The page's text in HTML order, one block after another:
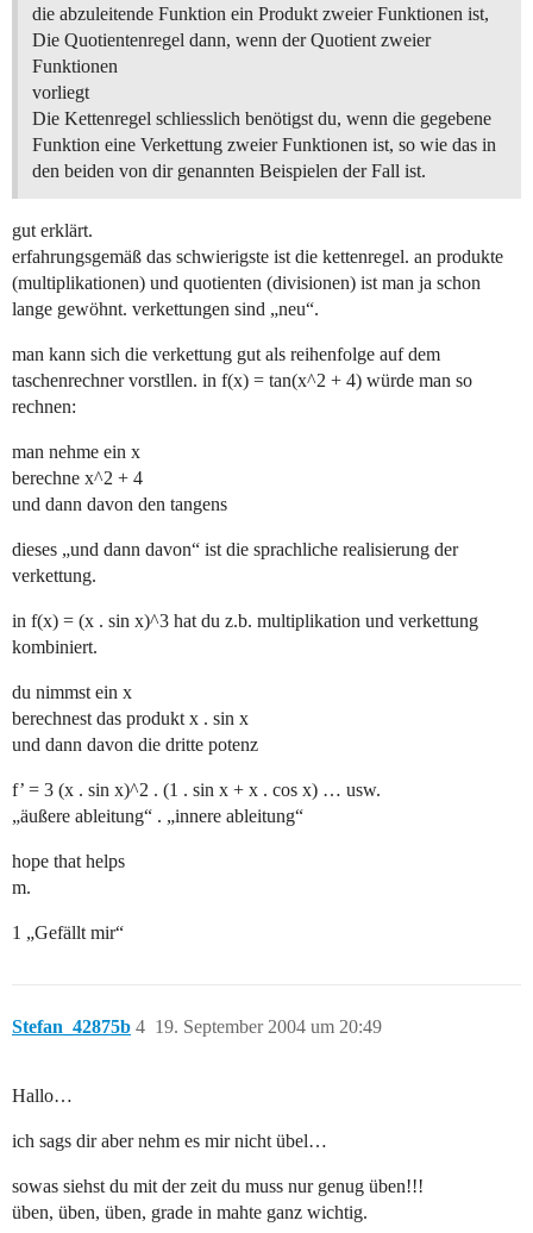
die abzuleitende Funktion ein Produkt zweier Funktionen ist,
Die Quotientenregel dann, wenn der Quotient zweier
Funktionen
vorliegt
Die Kettenregel schliesslich benötigst du, wenn die gegebene
Funktion eine Verkettung zweier Funktionen ist, so wie das in
den beiden von dir genannten Beispielen der Fall ist.
gut erklärt.
erfahrungsgemäß das schwierigste ist die kettenregel. an produkte
(multiplikationen) und quotienten (divisionen) ist man ja schon
lange gewöhnt. verkettungen sind „neu“.
man kann sich die verkettung gut als reihenfolge auf dem
taschenrechner vorstllen. in f(x) = tan(x^2 + 4) würde man so
rechnen:
man nehme ein x
berechne x^2 + 4
und dann davon den tangens
dieses „und dann davon“ ist die sprachliche realisierung der
verkettung.
in f(x) = (x . sin x)^3 hat du z.b. multiplikation und verkettung
kombiniert.
du nimmst ein x
berechnest das produkt x . sin x
und dann davon die dritte potenz
f’ = 3 (x . sin x)^2 . (1 . sin x + x . cos x) … usw.
„äußere ableitung“ . „innere ableitung“
hope that helps
m.
1 „Gefällt mir“
Stefan_42875b 19. September 2004 um 20:49
4
Hallo…
ich sags dir aber nehm es mir nicht übel…
sowas siehst du mit der zeit du muss nur genug üben!!!
üben, üben, üben, grade in mahte ganz wichtig.